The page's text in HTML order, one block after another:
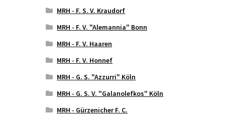
MRH - F. S. V. Kraudorf
MRH - F. V. "Alemannia" Bonn
MRH - F. V. Haaren
MRH - F. V. Honnef
MRH - G. S. "Azzurri" Köln
MRH - G. S. V. "Galanolefkos" Köln
MRH - Gürzenicher F. C.